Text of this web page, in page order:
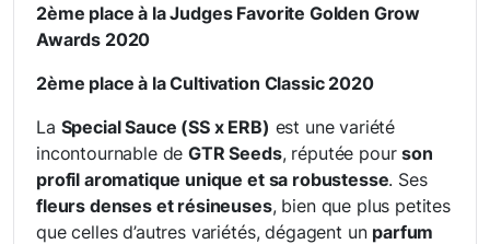
2ème place à la Judges Favorite Golden Grow
Awards 2020
2ème place à la Cultivation Classic 2020
La Special Sauce (SS x ERB) est une variété
incontournable deGTR Seeds, réputée pourson
profil aromatique unique et sa robustesse. Ses
fleurs denses et résineuses, bien que plus petites
que celles d’autres variétés, dégagent un parfum